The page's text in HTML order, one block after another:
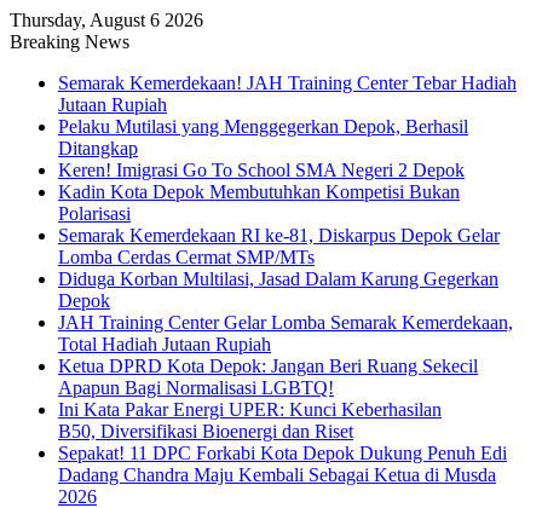
Thursday, August 6 2026
Breaking News
Semarak Kemerdekaan! JAH Training Center Tebar Hadiah
Jutaan Rupiah
Pelaku Mutilasi yang Menggegerkan Depok, Berhasil
Ditangkap
Keren! Imigrasi Go To School SMA Negeri 2 Depok
Kadin Kota Depok Membutuhkan Kompetisi Bukan
Polarisasi
Semarak Kemerdekaan RI ke-81, Diskarpus Depok Gelar
Lomba Cerdas Cermat SMP/MTs
Diduga Korban Multilasi, Jasad Dalam Karung Gegerkan
Depok
JAH Training Center Gelar Lomba Semarak Kemerdekaan,
Total Hadiah Jutaan Rupiah
Ketua DPRD Kota Depok: Jangan Beri Ruang Sekecil
Apapun Bagi Normalisasi LGBTQ!
Ini Kata Pakar Energi UPER: Kunci Keberhasilan
B50, Diversifikasi Bioenergi dan Riset
Sepakat! 11 DPC Forkabi Kota Depok Dukung Penuh Edi
Dadang Chandra Maju Kembali Sebagai Ketua di Musda
2026